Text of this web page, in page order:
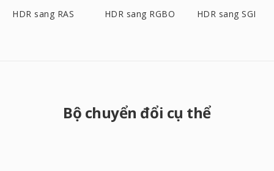
HDR sang RAS HDR sang RGBO HDR sang SGI
Bộ chuyển đổi cụ thể